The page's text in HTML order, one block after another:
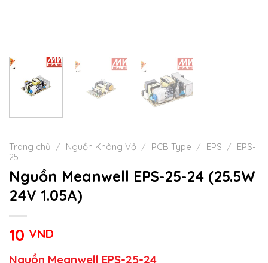
Trang chủ / Nguồn Không Vỏ / PCB Type / EPS / EPS-
25
Nguồn Meanwell EPS-25-24 (25.5W
24V 1.05A)
10 VND
Nguồn Meanwell EPS-25-24